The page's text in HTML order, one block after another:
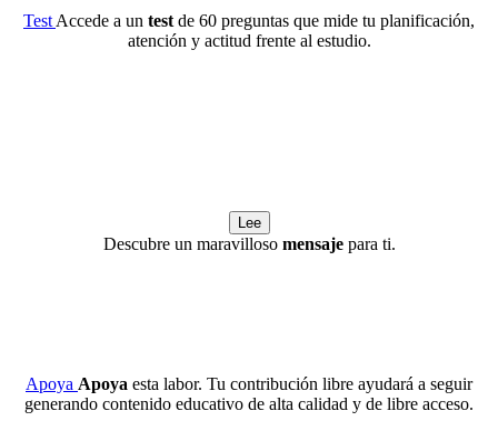
Test Accede a un test de 60 preguntas que mide tu planificación,
atención y actitud frente al estudio.
Lee
Descubre un maravilloso mensajepara ti.
Apoya Apoya esta labor. Tu contribución libre ayudará a seguir
generando contenido educativo de alta calidad y de libre acceso.